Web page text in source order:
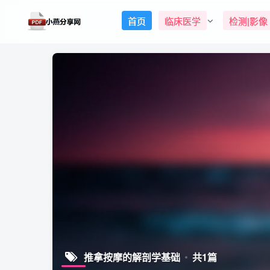
首页 临床医学 检测|影像
推拿按摩的解剖学基础 共1篇